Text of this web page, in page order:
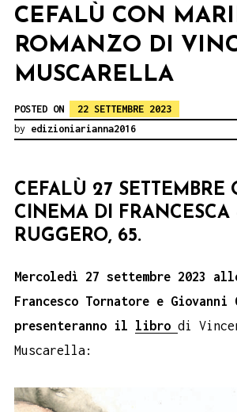
CEFALÙ CON
ROMANZO DI
MUSCARELLA
POSTED ON
22 SETTEMBRE 2023
by edizioniarianna2016
CEFALÙ 27 SETTEMBRE
CINEMA DI FRANCESCA
RUGGERO, 65.
Mercoledì 27 settembre 2023
Francesco Tornatore e
presenteranno il libro di
Muscarella: